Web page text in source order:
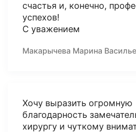
счастья и, конечно,
успехов!
С уважением
Макарычева Марина
Хочу выразить огромную
благодарность
хирургу и чуткому